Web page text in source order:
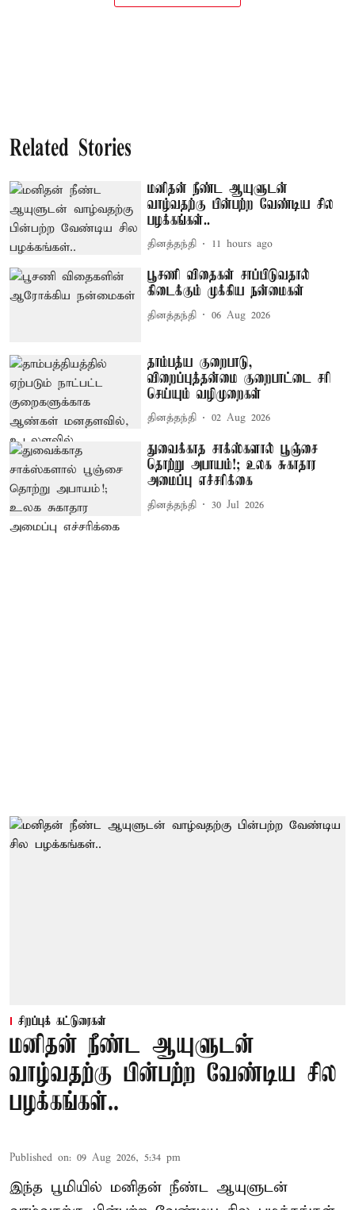
Related Stories
மனிதன் நீண்ட ஆயுளுடன்
வாழ்வதற்கு பின்பற்ற வேண்டிய சில
பழக்கங்கள்..
தினத்தந்தி 11 hours ago
பூசணி விதைகள் சாப்பிடுவதால்
கிடைக்கும் முக்கிய நன்மைகள்
தினத்தந்தி 06 Aug 2026
தாம்பத்ய குறைபாடு,
விறைப்புத்தன்மை குறைபாட்டை சரி
செய்யும் வழிமுறைகள்
தினத்தந்தி 02 Aug 2026
துவைக்காத சாக்ஸ்களால் பூஞ்சை
தொற்று அபாயம்!; உலக சுகாதார
அமைப்பு எச்சரிக்கை
தினத்தந்தி 30 Jul 2026
சிறப்புக் கட்டுரைகள்
மனிதன் நீண்ட ஆயுளுடன்
வாழ்வதற்கு பின்பற்ற வேண்டிய சில
பழக்கங்கள்..
Published on: 09 Aug 2026, 5:34 pm
இந்த பூமியில் மனிதன் நீண்ட ஆயுளுடன்